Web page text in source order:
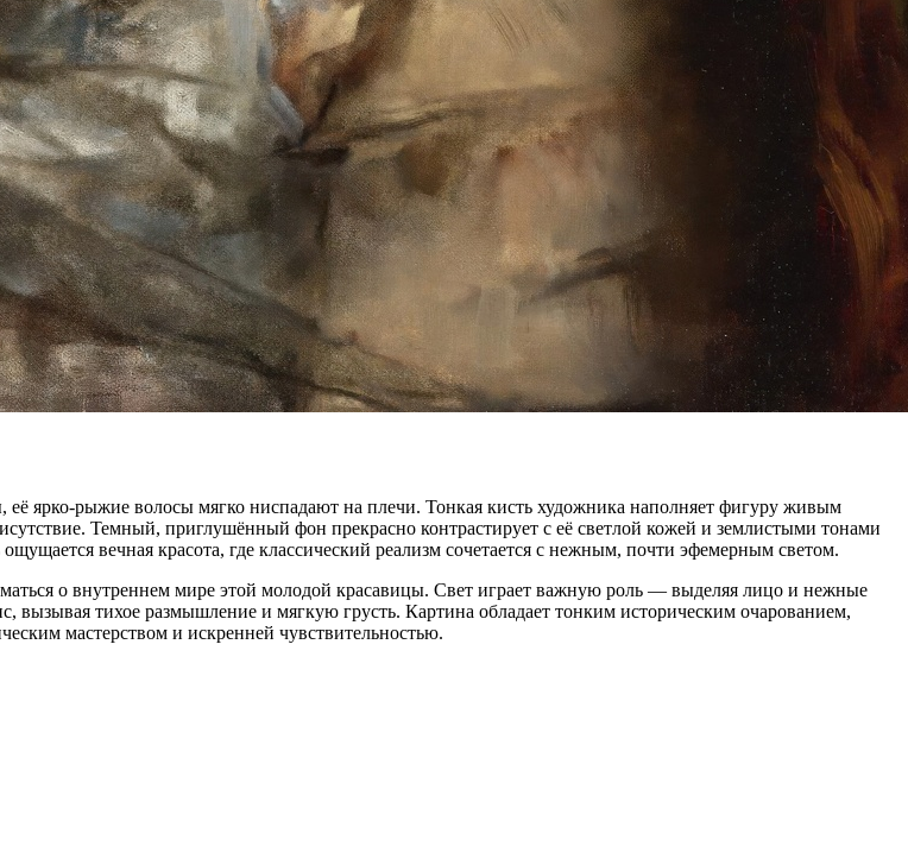
ярко-рыжие волосы мягко ниспадают на плечи. Тонкая кисть художника наполняет фигуру живым
Темный, приглушённый фон прекрасно контрастирует с её светлой кожей и землистыми тонами
вечная красота, где классический реализм сочетается с нежным, почти эфемерным светом.
о внутреннем мире этой молодой красавицы. Свет играет важную роль — выделяя лицо и нежные
вызывая тихое размышление и мягкую грусть. Картина обладает тонким историческим очарованием,
мастерством и искренней чувствительностью.